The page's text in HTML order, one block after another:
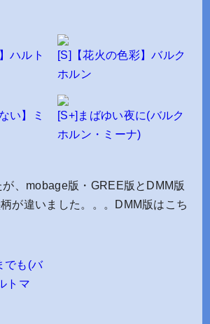
ハルト
[S]【花火の色彩】バルク
ホルン
い】ミ
[S+]まばゆい夜に(バルク
ホルン・ミーナ)
が、mobage版・GREE版とDMM版
が違いました。。。DMM版はこち
でも(バ
トマ